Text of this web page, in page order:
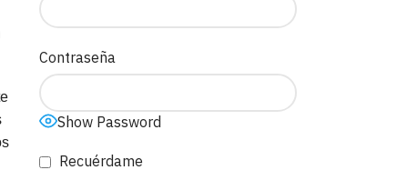
Contraseña
Show Password
Recuérdame